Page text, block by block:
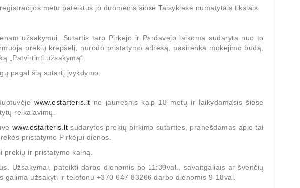
metu pateiktus jo duomenis šiose Taisyklėse numatytais tikslais.
užsakymui. Sutartis tarp Pirkėjo ir Pardavėjo laikoma sudaryta nuo to
prekių krepšelį, nurodo pristatymo adresą, pasirenka mokėjimo būdą,
„Patvirtinti užsakymą“.
pagal šią sutartį įvykdymo.
www.estarteris.lt ne jaunesnis kaip 18 metų ir laikydamasis šiose
reikalavimų.
www.estarteris.lt sudarytos prekių pirkimo sutarties, pranešdamas apie tai
pristatymo Pirkėjui dienos.
prekių ir pristatymo kainą.
Užsakymai, pateikti darbo dienomis po 11:30val., savaitgaliais ar švenčių
užsakyti ir telefonu +370 647 83266 darbo dienomis 9-18val.